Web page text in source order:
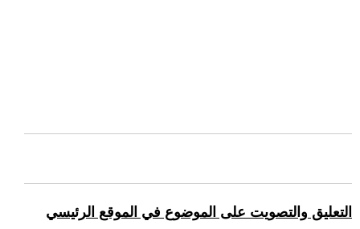
التعليق والتصويت على الموضوع في الموقع الرئيسي